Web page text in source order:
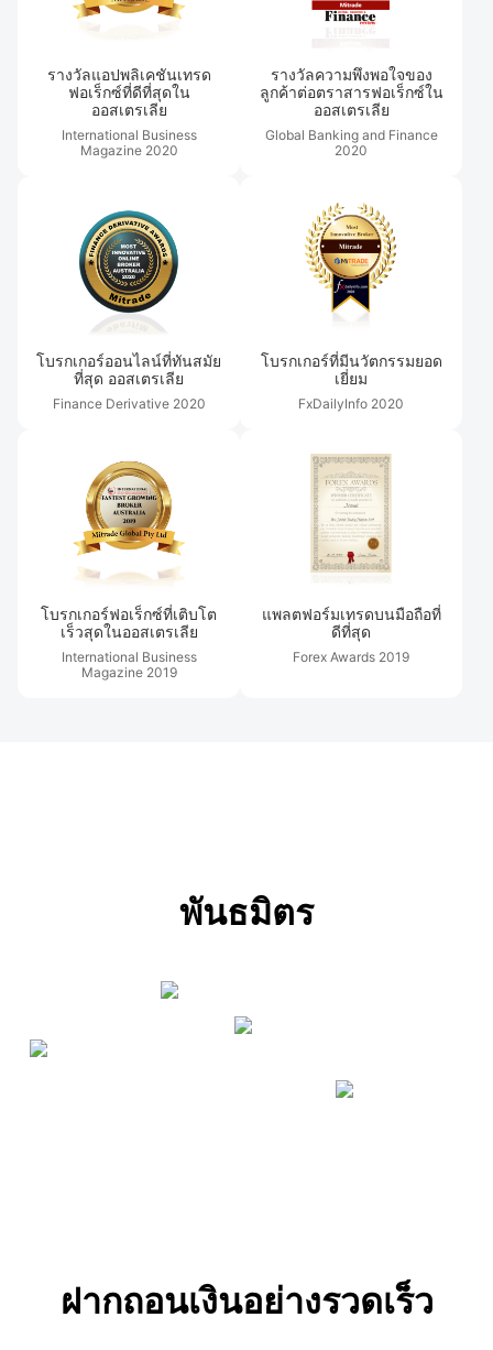
รางวัลแอปพลิเคชันเทรด
ฟอเร็กซ์ที่ดีที่สุดใน
ออสเตรเลีย
International Business
Magazine2020
รางวัลความพึงพอใจของ
ลูกค้าต่อตราสารฟอเร็กซ์ใน
ออสเตรเลีย
Global Banking and Finance
2020
โบรกเกอร์ออนไลน์ที่ทันสมัย
ที่สุด ออสเตรเลีย
Finance Derivative2020
โบรกเกอร์ที่มีนวัตกรรมยอด
เยี่ยม
FxDailyInfo 2020
โบรกเกอร์ฟอเร็กซ์ที่เติบโต
เร็วสุดในออสเตรเลีย
International Business
Magazine2019
แพลตฟอร์มเทรดบนมือถือที่
ดีที่สุด
Forex Awards 2019
พันธมิตร
ฝากถอนเงินอย่างรวดเร็ว